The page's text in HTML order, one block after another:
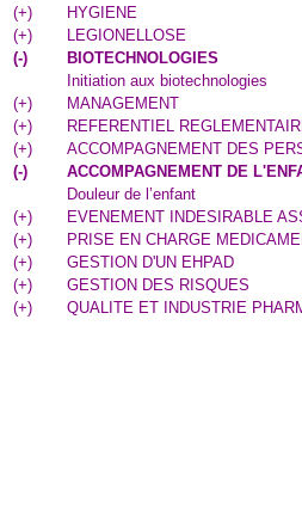
(+)
HYGIENE
(+)
LEGIONELLOSE
(-)
BIOTECHNOLOGIES
Initiation aux biotechnologies
(+)
MANAGEMENT
(+)
REFERENTIEL
(+)
ACCOMPAGNEMENT DES
(-)
ACCOMPAGNEMENT DE
Douleur de l’enfant
(+)
EVENEMENT INDESIRABLE
(+)
PRISE EN CHARGE
(+)
GESTION D'UN EHPAD
(+)
GESTION DES RISQUES
(+) QUALITE ET INDUSTRIE